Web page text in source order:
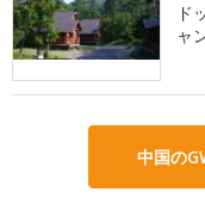
ド
ャ
中国の